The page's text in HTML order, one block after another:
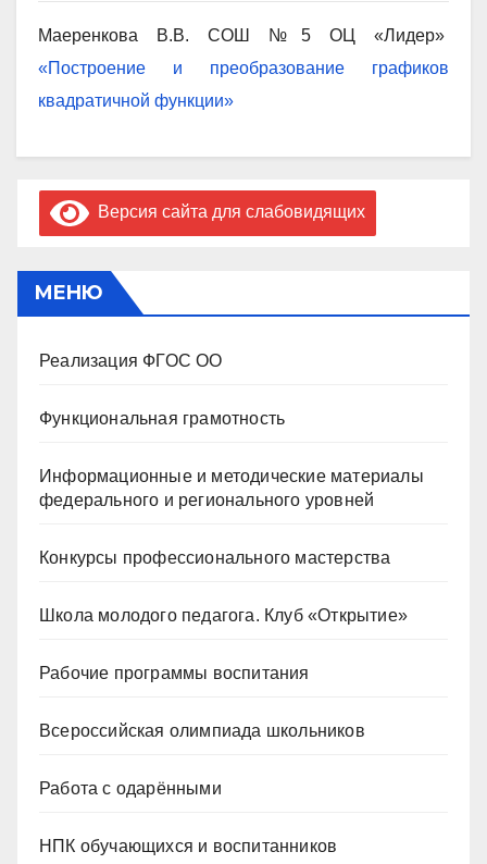
Маеренкова В.В. СОШ №5 ОЦ «Лидер»
«Построение и преобразование графиков
квадратичной функции»
Версия сайта для слабовидящих
МЕНЮ
Реализация ФГОС ОО
Функциональная грамотность
Информационные и методические материалы
федерального и регионального уровней
Конкурсы профессионального мастерства
Школа молодого педагога. Клуб «Открытие»
Рабочие программы воспитания
Всероссийская олимпиада школьников
Работа с одарёнными
НПК обучающихся и воспитанников